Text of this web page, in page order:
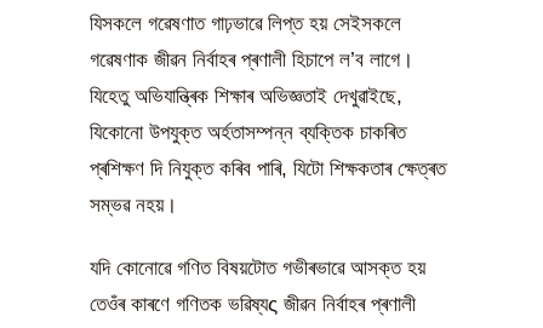
যিসকলে গৱেষণাত গাঢ়ভাৱে লিপ্ত হয় সেইসকলে
গৱেষণাক জীৱন নিৰ্বাহৰ প্ৰণালী হিচাপে ল’ব লাগে।
যিহেতু অভিযান্ত্ৰিক শিক্ষাৰ অভিজ্ঞতাই দেখুৱাইছে,
যিকোনো উপযুক্ত অৰ্হতাসম্পন্ন ব্যক্তিক চাকৰিত
প্ৰশিক্ষণ দি নিযুক্ত কৰিব পাৰি, যিটো শিক্ষকতাৰ ক্ষেত্ৰত
সম্ভৱ নহয়।
যদি কোনোৱে গণিত বিষয়টোত গভীৰভাৱে আসক্ত হয়
তেওঁৰ কাৰণে গণিতক ভৱিষ্যς জীৱন নিৰ্বাহৰ প্ৰণালী